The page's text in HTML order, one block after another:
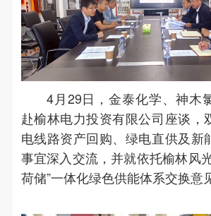
4月29日，金泰化学、神木
赴榆林电力投资有限公司座谈，
电线路资产回购、绿电直供及新
事宜深入交流，并就依托榆林风
荷储”一体化绿色供能体系交换意